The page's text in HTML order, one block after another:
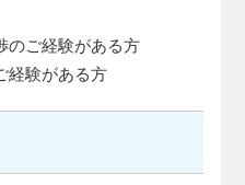
のご経験がある方
経験がある方